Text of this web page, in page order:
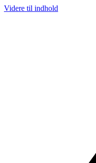
Videre til indhold